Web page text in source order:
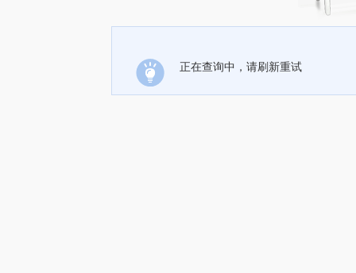
正在查询中，请刷新重试